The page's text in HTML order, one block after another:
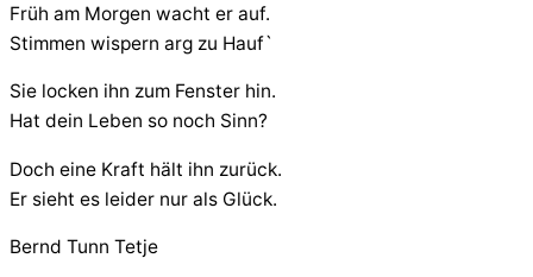
Früh am Morgen wacht er auf.
Stimmen wispern arg zu Hauf`
Sie locken ihn zum Fenster hin.
Hat dein Leben so noch Sinn?
Doch eine Kraft hält ihn zurück.
Er sieht es leider nur als Glück.
Bernd Tunn Tetje